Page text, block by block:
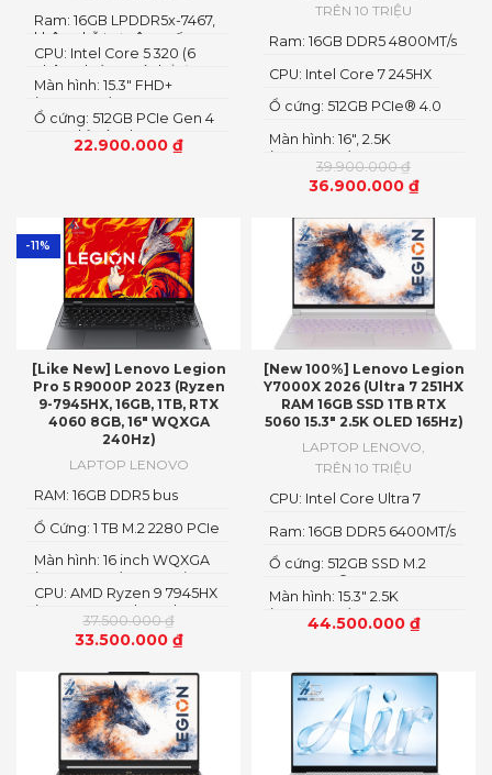
22.900.000 ₫
Ổ cứng: 512GB PCIe Gen 4
SSD, chỉ có 1 slot SSD,
nâng cấp theo dạng thay
Màn hình: 15.3″ FHD+
(1920x1200) IPS
CPU: Intel Core 5 320 (6
nhân 6 luồng, có thể đạt
tới 4.6GHz)
Ram: 16GB LPDDR5x-7467,
không hỗ trợ nâng cấp
TRÊN 10 TRIỆU
39.900.000₫
36.900.000 ₫
Màn hình: 16″, 2.5K
(2560x1600) IPS, LED
Ổ cứng: 512GB PCIe® 4.0
CPU: Intel Core 7 245HX
Ram: 16GB DDR5 4800MT/s
-11%
[Like New] Lenovo Legion
Pro 5 R9000P 2023 (Ryzen
9-7945HX, 16GB, 1TB, RTX
4060 8GB, 16″ WQXGA
240Hz)
LAPTOP LENOVO
37.500.000₫
33.500.000 ₫
CPU: AMD Ryzen 9 7945HX
(16 cores x 32 threads, 2.5
up to 5.4GHz, 64MB
Cache)
Màn hình: 16 inch WQXGA
(2560 x 1600), IPS, Anti-
Glare, Non-Touch,
100%sRGB, 300 nits, 240Hz,
LED Backlight, Narrow
Bezel, Low Blue Light
Ổ Cứng: 1 TB M.2 2280 PCIe
RAM: 16GB DDR5 bus
[New 100%] Lenovo Legion
Y7000X 2026 (Ultra 7 251HX
RAM 16GB SSD 1TB RTX
5060 15.3″ 2.5K OLED 165Hz)
LAPTOP LENOVO
TRÊN 10 TRIỆU
44.500.000 ₫
Màn hình: 15.3" 2.5K
(2560x1600) OLED
Ổ cứng: 512GB SSD M.2
2242 PCIe® 4.0×4 NVMe
Ram: 16GB DDR5 6400MT/s
CPU: Intel Core Ultra 7